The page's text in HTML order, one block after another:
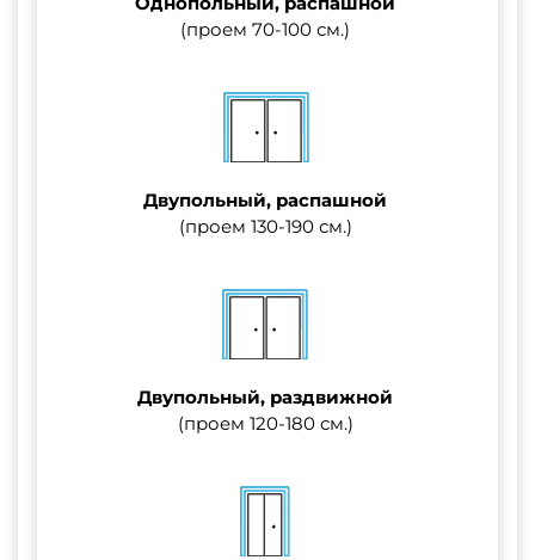
(проем 70-100 см.)
Двупольный, распашной
(проем 130-190 см.)
Двупольный, раздвижной
(проем 120-180 см.)